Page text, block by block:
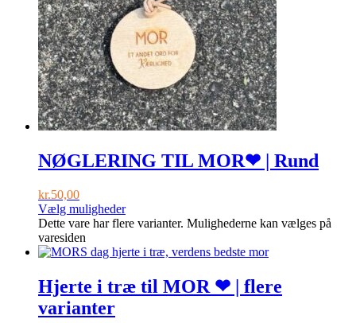
NØGLERING TIL MOR❤ | Rund
kr.50,00
Vælg muligheder
Dette vare har flere varianter. Mulighederne kan vælges på
varesiden
Hjerte i træ til MOR ❤ | flere
varianter